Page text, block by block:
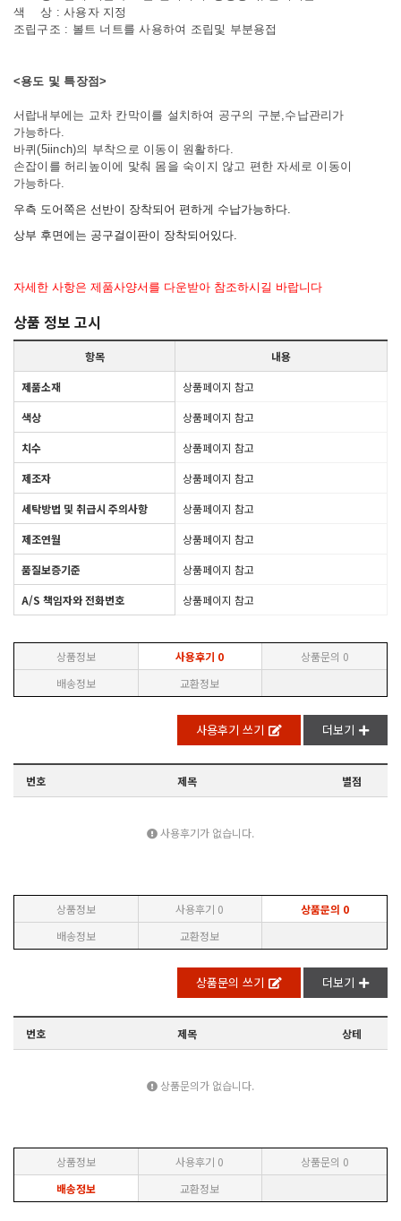
색 상 : 사용자 지정
조립구조 : 볼트 너트를 사용하여 조립및 부분용접
<용도 및 특장점>
서랍내부에는 교차 칸막이를 설치하여 공구의 구분,수납관리가
가능하다.
바퀴(5iinch)의 부착으로 이동이 원활하다.
손잡이를 허리높이에 맟춰 몸을 숙이지 않고 편한 자세로 이동이
가능하다.
우측 도어쪽은 선반이 장착되어 편하게 수납가능하다.
상부 후면에는 공구걸이판이 장착되어있다.
자세한 사항은 제품사양서를 다운받아 참조하시길 바랍니다
상품 정보 고시
항목
내용
제품소재
상품페이지 참고
색상
상품페이지 참고
치수
상품페이지 참고
제조자
상품페이지 참고
세탁방법 및 취급시 주의사항
상품페이지 참고
제조연월
상품페이지 참고
품질보증기준
상품페이지 참고
A/S 책임자와 전화번호
상품페이지 참고
상품정보 사용후기 0 상품문의 0
배송정보
교환정보
사용후기 쓰기 더보기
번호 제목 별점
사용후기가 없습니다.
상품정보 사용후기 0 상품문의 0
배송정보
교환정보
상품문의 쓰기 더보기
번호 제목 상테
상품문의가 없습니다.
상품정보 사용후기 0 상품문의 0
배송정보
교환정보